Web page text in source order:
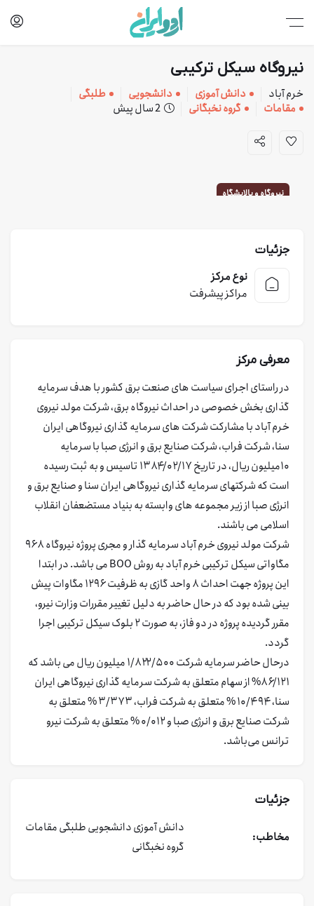
نیروگاه سیکل ترکیبی
خرم آباد دانش آموزی دانشجویی
طلبگی
مقامات
گروه نخبگانی
نیروگاه و پالایشگاه
جزئیات
نوع مرکز
مراکز پیشرفت
معرفی مرکز
در راستای اجرای سیاست های صنعت برق کشور با هدف سرمایه
گذاری بخش خصوصی در احداث نیروگاه برق، شرکت مولد نیروی
خرم آباد با مشارکت شرکت های سرمایه گذاری نیروگاهی ایران
سنا، شرکت فراب، شرکت صنایع برق و انرژی صبا با سرمایه
۱۰میلیون ریال، در تاریخ ۱۳۸۴/۰۲/۱۷ تاسیس و به ثبت رسیده
است که شرکتهای سرمایه گذاری نیروگاهی ایران سنا و صنایع برق و
انرژی صبا از زیر مجموعه های وابسته به بنیاد مستضعفان انقلاب
اسلامی می باشند.
شرکت مولد نیروی خرم آباد سرمایه گذار و مجری پروژه نیروگاه ۹۶۸
مگاواتی سیکل ترکیبی خرم آباد به روش BOO می باشد. در ابتدا
این پروژه جهت احداث ۸ واحد گازی به ظرفیت ۱۲۹۶ مگاوات پیش
بینی شده بود که در حال حاضر به دلیل تغییر مقررات وزارت نیرو،
مقرر گردیده پروژه در دو فاز، به صورت ۲ بلوک سیکل ترکیبی اجرا
گردد.
درحال حاضر سرمایه شرکت ۱/۸۲۲/۵۰۰ میلیون ریال می باشد که
۸۶/۱۲۱% از سهام متعلق به شرکت سرمایه گذاری نیروگاهی ایران
سنا، ۱۰/۴۹۴ % متعلق به شرکت فراب، ۳/۳۷۳ % متعلق به
شرکت صنایع برق و انرژی صبا و ۰/۰۱۲ % متعلق به شرکت نیرو
ترانس می‌باشد.
جزئیات
مخاطب:
دانش آموزیدانشجوییطلبگیمقامات
گروه نخبگانی